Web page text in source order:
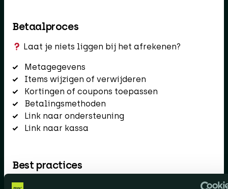
Betaalproces
Laat je niets liggen bij het afrekenen?
Metagegevens
Items wijzigen of verwijderen
Kortingen of coupons toepassen
Betalingsmethoden
Link naar ondersteuning
Link naar kassa
Best practices
Deze heb je normaal gezien wel op orde,